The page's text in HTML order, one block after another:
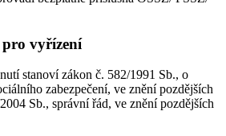
vyřízení
stanoví zákon č. 582/1991 Sb., o
zabezpečení, ve znění pozdějších
Sb., správní řád, ve znění pozdějších